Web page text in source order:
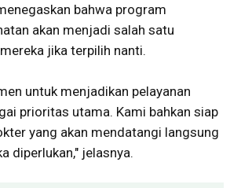
bahwa program
akan menjadi salah satu
jika terpilih nanti.
untuk menjadikan pelayanan
prioritas utama. Kami bahkan siap
yang akan mendatangi langsung
diperlukan," jelasnya.